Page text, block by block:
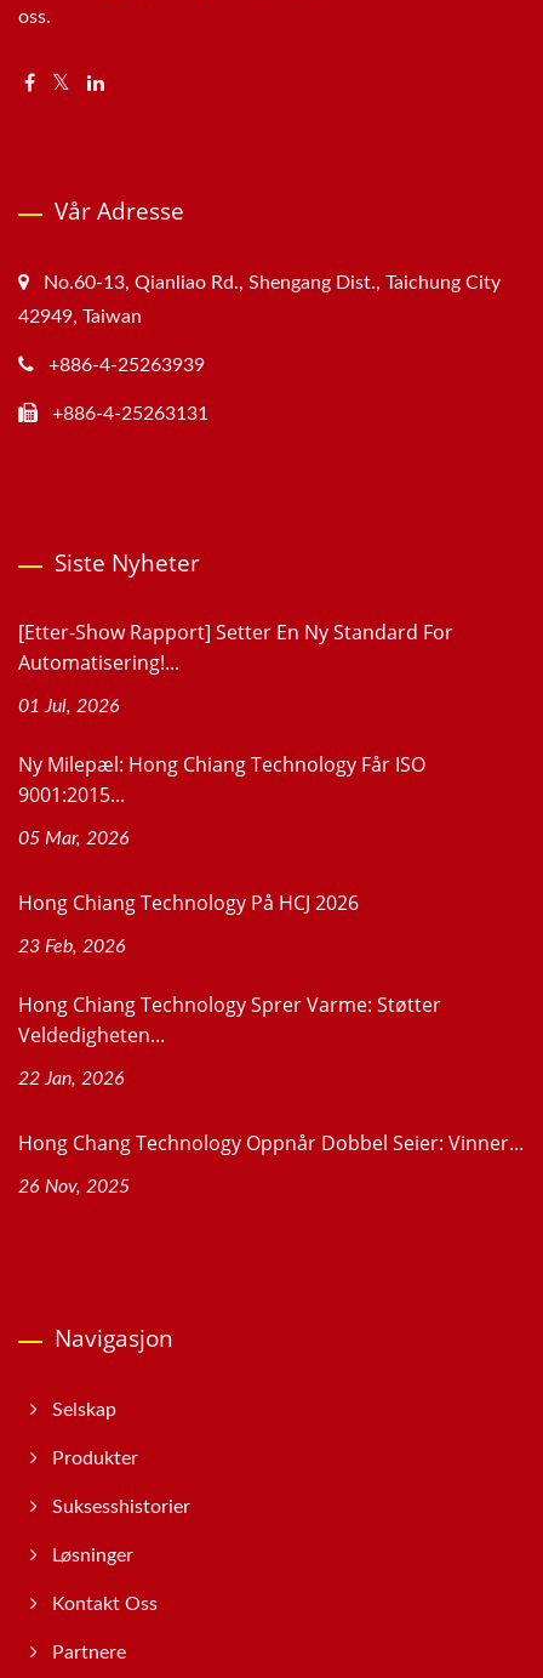
oss.
Vår Adresse
No.60-13, Qianliao Rd., Shengang Dist., Taichung City
42949, Taiwan
+886-4-25263939
+886-4-25263131
Siste Nyheter
[Etter-Show Rapport] Setter En Ny Standard For
Automatisering!...
01 Jul, 2026
Ny Milepæl: Hong Chiang Technology Får ISO
9001:2015...
05 Mar, 2026
Hong Chiang Technology På HCJ 2026
23 Feb, 2026
Hong Chiang Technology Sprer Varme: Støtter
Veldedigheten...
22 Jan, 2026
Hong Chang Technology Oppnår Dobbel Seier: Vinner...
26 Nov, 2025
Navigasjon
Selskap
Produkter
Suksesshistorier
Løsninger
Kontakt Oss
Partnere